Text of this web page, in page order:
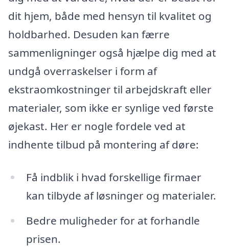
dit hjem, både med hensyn til kvalitet og
holdbarhed. Desuden kan færre
sammenligninger også hjælpe dig med at
undgå overraskelser i form af
ekstraomkostninger til arbejdskraft eller
materialer, som ikke er synlige ved første
øjekast. Her er nogle fordele ved at
indhente tilbud på montering af døre:
Få indblik i hvad forskellige firmaer
kan tilbyde af løsninger og materialer.
Bedre muligheder for at forhandle
prisen.